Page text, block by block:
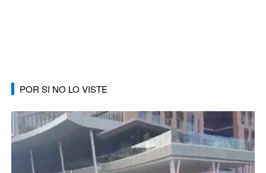
POR SI NO LO VISTE